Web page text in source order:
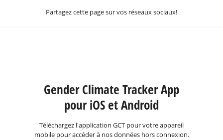
Partagez cette page sur vos réseaux sociaux!
Gender Climate Tracker App
pour iOS et Android
Téléchargez l'application GCT pour votre appareil
mobile pour accéder à nos données hors connexion.